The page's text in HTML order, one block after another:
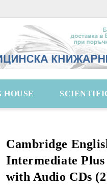
HOUSE
Cambridge
Intermediate
with Audio CDs